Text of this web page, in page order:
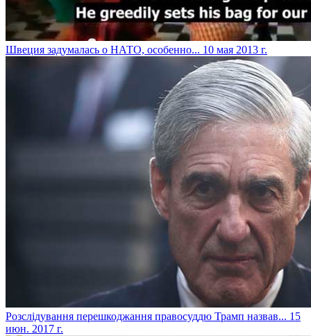
Швеция задумалась о НАТО, особенно... 10 мая 2013 г.
​Розслідування перешкоджання правосуддю Трамп назвав... 15
июн. 2017 г.